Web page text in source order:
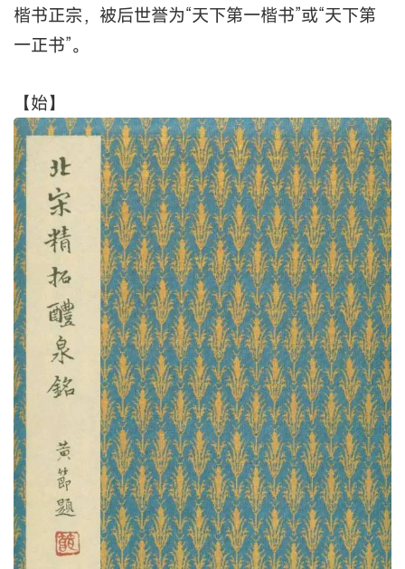
楷书正宗，被后世誉为“天下第一楷书”或“天下第
一正书”。
【始】